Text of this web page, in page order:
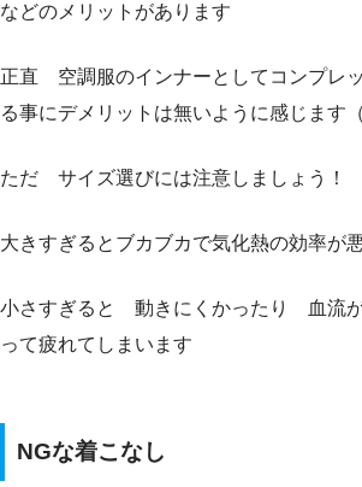
などのメリットがあります
正直 空調服のインナーとしてコンプレ
る事にデメリットは無いように感じます
ただ サイズ選びには注意しましょう！
大きすぎるとブカブカで気化熱の効率が
小さすぎると 動きにくかったり 血流
って疲れてしまいます
NGな着こなし